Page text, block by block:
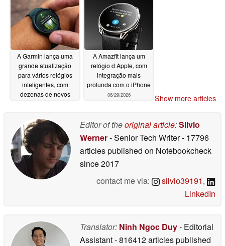
A Garmin lança uma
grande atualização
para vários relógios
inteligentes, com
dezenas de novos
A Amazfit lança um
relógio d Apple, com
integração mais
profunda com o iPhone
06/29/2026 Show more articles
Editor of theoriginal article:Silvio
Werner- Senior Tech Writer- 17796
articles published on Notebookcheck
since 2017
contact me via:
silvio39191,
LinkedIn
Translator: Ninh Ngoc Duy- Editorial
Assistant- 816412 articles published